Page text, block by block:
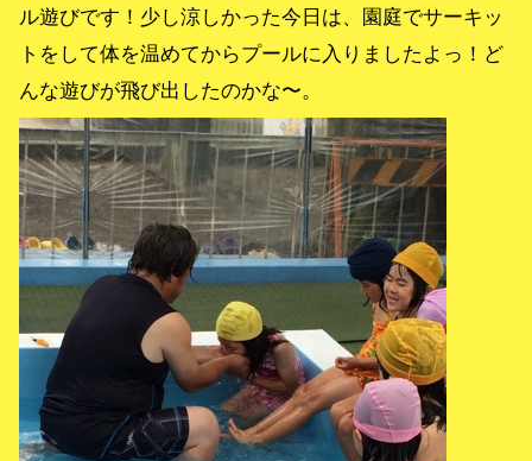
ル遊びです！少し涼しかった今日は、園庭でサーキッ
トをして体を温めてからプールに入りましたよっ！ど
んな遊びが飛び出したのかな〜。